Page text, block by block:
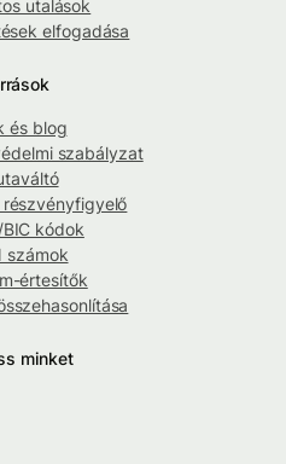
utalások
elfogadása
és blog
szabályzat
BIC kódok
számok
értesítők
minket